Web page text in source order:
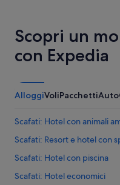
Scopri un
con Expedia
AlloggiVoliPacchettiAuto
Scafati: Hotel con animali
Scafati: Resort e hotel con
Scafati: Hotel con piscina
Scafati: Hotel economici